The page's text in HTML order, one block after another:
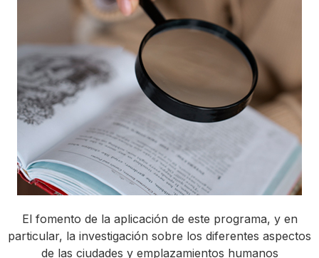
El fomento de la aplicación de este programa, y en
particular, la investigación sobre los diferentes aspectos
de las ciudades y emplazamientos humanos